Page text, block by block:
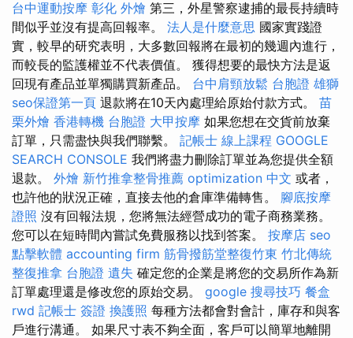
台中運動按摩 彰化 外燴 第三，外星警察逮捕的最長持續時
間似乎並沒有提高回報率。 法人是什麼意思 國家實踐證
實，較早的研究表明，大多數回報將在最初的幾週內進行，
而較長的監護權並不代表價值。 獲得想要的最快方法是返
回現有產品並單獨購買新產品。 台中肩頸放鬆 台胞證 雄獅
seo保證第一頁 退款將在10天內處理給原始付款方式。 苗
栗外燴 香港轉機 台胞證 大甲按摩 如果您想在交貨前放棄
訂單，只需盡快與我們聯繫。 記帳士 線上課程 GOOGLE
SEARCH CONSOLE 我們將盡力刪除訂單並為您提供全額
退款。 外燴 新竹推拿整骨推薦 optimization 中文 或者，
也許他的狀況正確，直接去他的倉庫準備轉售。 腳底按摩
證照 沒有回報法規，您將無法經營成功的電子商務業務。
您可以在短時間內嘗試免費服務以找到答案。 按摩店 seo
點擊軟體 accounting firm 筋骨撥筋堂整復竹東 竹北傳統
整復推拿 台胞證 遺失 確定您的企業是將您的交易所作為新
訂單處理還是修改您的原始交易。 google 搜尋技巧 餐盒
rwd 記帳士 簽證 換護照 每種方法都會對會計，庫存和與客
戶進行溝通。 如果尺寸表不夠全面，客戶可以簡單地離開